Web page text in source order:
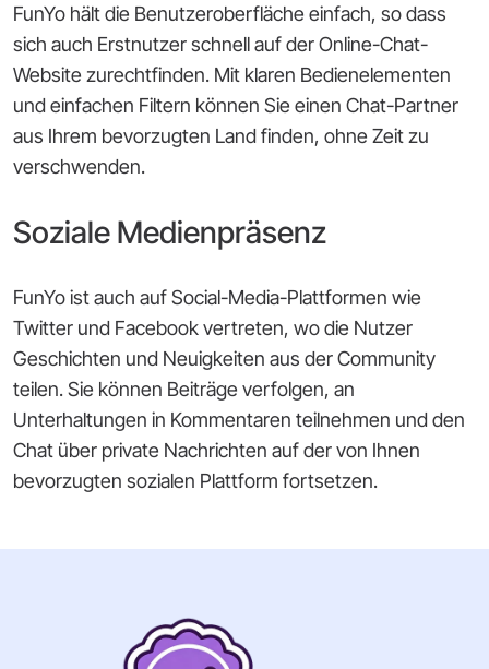
FunYo hält die Benutzeroberfläche einfach, so dass
sich auch Erstnutzer schnell auf der Online-Chat-
Website zurechtfinden. Mit klaren Bedienelementen
und einfachen Filtern können Sie einen Chat-Partner
aus Ihrem bevorzugten Land finden, ohne Zeit zu
verschwenden.
Soziale Medienpräsenz
FunYo ist auch auf Social-Media-Plattformen wie
Twitter und Facebook vertreten, wo die Nutzer
Geschichten und Neuigkeiten aus der Community
teilen. Sie können Beiträge verfolgen, an
Unterhaltungen in Kommentaren teilnehmen und den
Chat über private Nachrichten auf der von Ihnen
bevorzugten sozialen Plattform fortsetzen.